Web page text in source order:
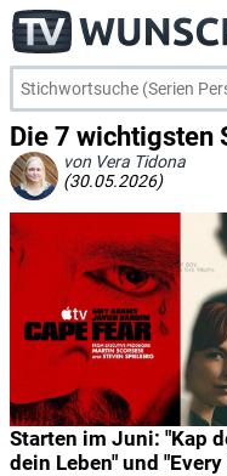
Die 7 wichtigsten
von Vera Tidona
(30.05.2026)
Starten im Juni: "Kap
dein Leben" und